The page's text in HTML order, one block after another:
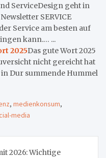
ServiceDesign geht in
SERVICE
Service am besten auf
kann.… ...
2025Das gute Wort 2025
nicht gereicht hat
Dur summende Hummel
, medienkonsum,
media
2026: Wichtige